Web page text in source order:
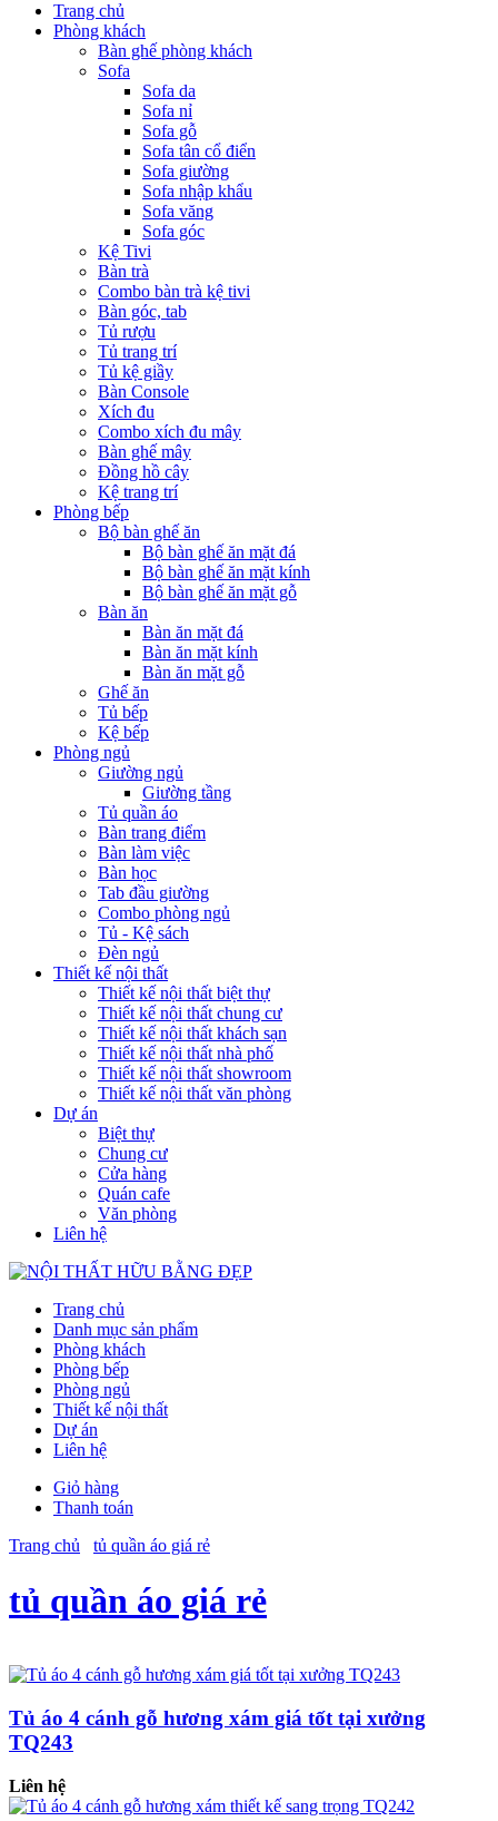
Trang chủ
Phòng khách
Bàn ghế phòng khách
Sofa
Sofa da
Sofa nỉ
Sofa gỗ
Sofa tân cổ điển
Sofa giường
Sofa nhập khẩu
Sofa văng
Sofa góc
Kệ Tivi
Bàn trà
Combo bàn trà kệ tivi
Bàn góc, tab
Tủ rượu
Tủ trang trí
Tủ kệ giầy
Bàn Console
Xích đu
Combo xích đu mây
Bàn ghế mây
Đồng hồ cây
Kệ trang trí
Phòng bếp
Bộ bàn ghế ăn
Bộ bàn ghế ăn mặt đá
Bộ bàn ghế ăn mặt kính
Bộ bàn ghế ăn mặt gỗ
Bàn ăn
Bàn ăn mặt đá
Bàn ăn mặt kính
Bàn ăn mặt gỗ
Ghế ăn
Tủ bếp
Kệ bếp
Phòng ngủ
Giường ngủ
Giường tầng
Tủ quần áo
Bàn trang điểm
Bàn làm việc
Bàn học
Tab đầu giường
Combo phòng ngủ
Tủ - Kệ sách
Đèn ngủ
Thiết kế nội thất
Thiết kế nội thất biệt thự
Thiết kế nội thất chung cư
Thiết kế nội thất khách sạn
Thiết kế nội thất nhà phố
Thiết kế nội thất showroom
Thiết kế nội thất văn phòng
Dự án
Biệt thự
Chung cư
Cửa hàng
Quán cafe
Văn phòng
Liên hệ
Trang chủ
Danh mục sản phẩm
Phòng khách
Phòng bếp
Phòng ngủ
Thiết kế nội thất
Dự án
Liên hệ
Giỏ hàng
Thanh toán
Trang chủ
tủ quần áo giá rẻ
tủ quần áo giá rẻ
Tủ áo 4 cánh gỗ hương xám giá tốt tại xưởng
TQ243
Liên hệ